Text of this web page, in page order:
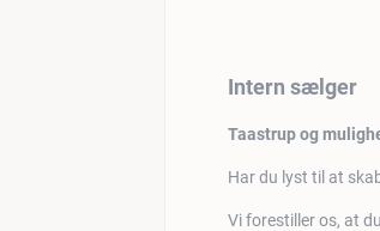
Intern sælger
Taastrup og
Har du lyst til at
Vi forestiller os, at